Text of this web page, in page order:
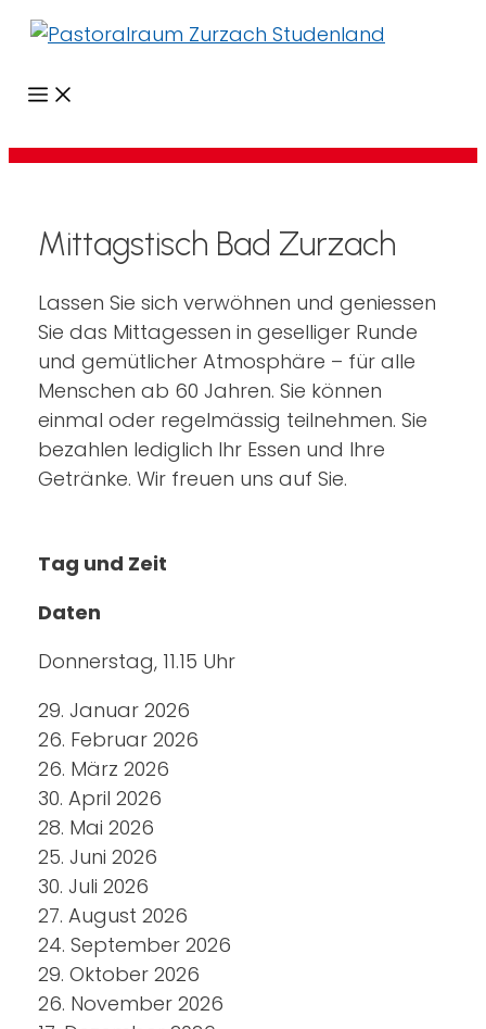
Mittagstisch Bad Zurzach
Lassen Sie sich verwöhnen und geniessen
Sie das Mittagessen in geselliger Runde
und gemütlicher Atmosphäre – für alle
Menschen ab 60 Jahren. Sie können
einmal oder regelmässig teilnehmen. Sie
bezahlen lediglich Ihr Essen und Ihre
Getränke. Wir freuen uns auf Sie.
Tag und Zeit
Daten
Donnerstag, 11.15 Uhr
29. Januar 2026
26. Februar 2026
26. März 2026
30. April 2026
28. Mai 2026
25. Juni 2026
30. Juli 2026
27. August 2026
24. September 2026
29. Oktober 2026
26. November 2026